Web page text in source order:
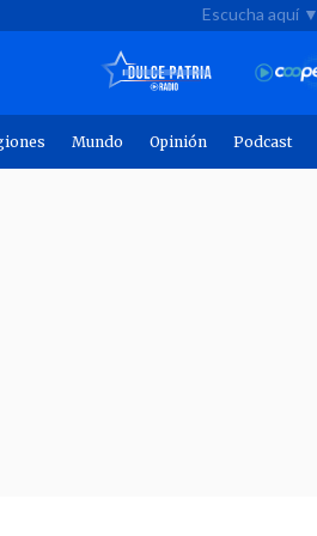
Escucha aquí ▼
Mundo Opinión Podcast